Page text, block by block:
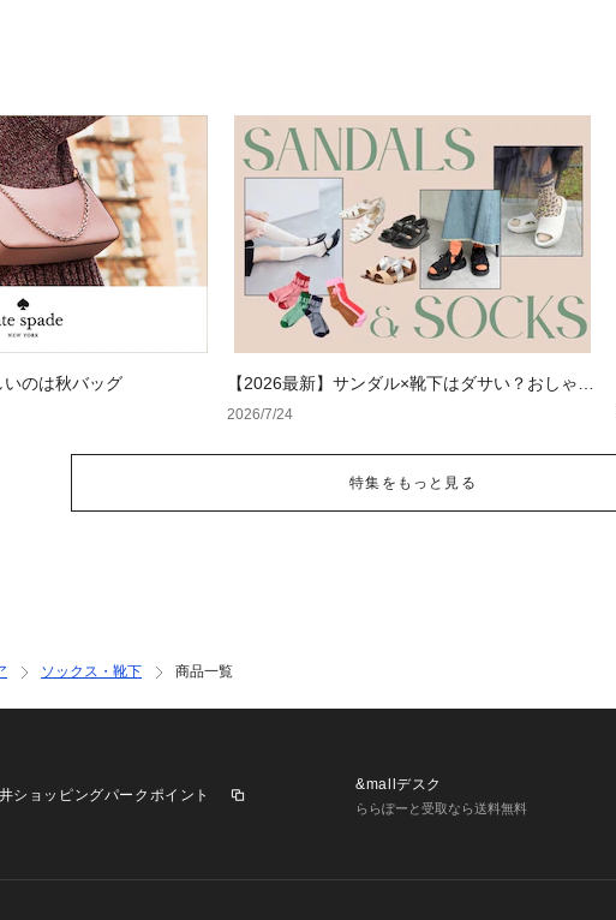
のは秋バッグ
【2026最新】サンダル×靴下はダサい？おしゃれ
に見せる正解コーデと選び方【レディース・メン
2026/7/24
特集をもっと見る
ソックス・靴下 商品一覧
ショッピングパークポイント
&mallデスク
ららぽーと受取なら送料無料